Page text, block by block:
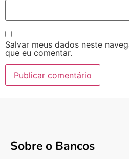
Salvar meus dados neste
que eu comentar.
Sobre o Bancos